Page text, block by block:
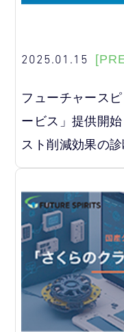
2025.01.15
フューチャース
ービス」提供開
スト削減効果の